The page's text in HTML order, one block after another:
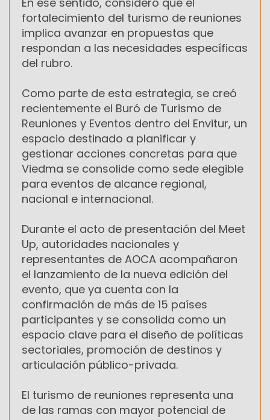
fortalecimiento del turismo de reuniones
implica avanzar en propuestas que
respondan a las necesidades específicas
del rubro.
Como parte de esta estrategia, se creó
recientemente el Buró de Turismo de
Reuniones y Eventos dentro del Envitur, un
espacio destinado a planificar y
gestionar acciones concretas para que
Viedma se consolide como sede elegible
para eventos de alcance regional,
nacional e internacional.
Durante el acto de presentación del Meet
Up, autoridades nacionales y
representantes de AOCA acompañaron
el lanzamiento de la nueva edición del
evento, que ya cuenta con la
confirmación de más de 15 países
participantes y se consolida como un
espacio clave para el diseño de políticas
sectoriales, promoción de destinos y
articulación público-privada.
El turismo de reuniones representa una
de las ramas con mayor potencial de